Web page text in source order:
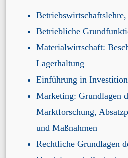
Betriebswirtschaftslehre
Betriebliche
Materialwirtschaft:
Lagerhaltung
Einführung inInvestition
Marketing:Grundlagen
Marktforschung,
und Maßnahmen
Rechtliche Grundlagen